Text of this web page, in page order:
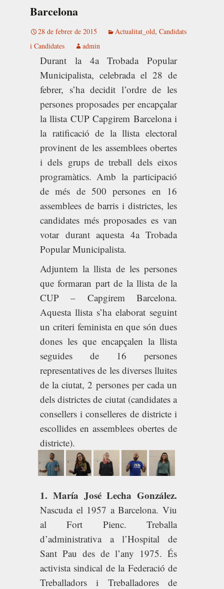
Barcelona
28 de febrer de 2015 Actualitat_old, Candidats
i Candidates
admin
Durant la 4a Trobada Popular
Municipalista, celebrada el 28 de
febrer, s’ha decidit l’ordre de les
persones proposades per encapçalar
la llista CUP Capgirem Barcelona i
la ratificació de la llista electoral
provinent de les assemblees obertes
i dels grups de treball dels eixos
programàtics. Amb la participació
de més de 500 persones en 16
assemblees de barris i districtes, les
candidates més proposades es van
votar durant aquesta 4a Trobada
Popular Municipalista.
Adjuntem la llista de les persones
que formaran part de la llista de la
CUP – Capgirem Barcelona.
Aquesta llista s’ha elaborat seguint
un criteri feminista en que són dues
dones les que encapçalen la llista
seguides de 16 persones
representatives de les diverses lluites
de la ciutat, 2 persones per cada un
dels districtes de ciutat (candidates a
consellers i conselleres de districte i
escollides en assemblees obertes de
districte).
1. María José Lecha González.
Nascuda el 1957 a Barcelona. Viu
al Fort Pienc. Treballa
d’administrativa a l’Hospital de
Sant Pau des de l’any 1975. És
activista sindical de la Federació de
Treballadors i Treballadores de